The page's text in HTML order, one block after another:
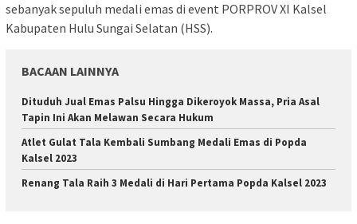
sebanyak sepuluh medali emas di event PORPROV XI Kalsel
Kabupaten Hulu Sungai Selatan (HSS).
BACAAN LAINNYA
Dituduh Jual Emas Palsu Hingga Dikeroyok Massa, Pria Asal
Tapin Ini Akan Melawan Secara Hukum
Atlet Gulat Tala Kembali Sumbang Medali Emas di Popda
Kalsel 2023
Renang Tala Raih 3 Medali di Hari Pertama Popda Kalsel 2023